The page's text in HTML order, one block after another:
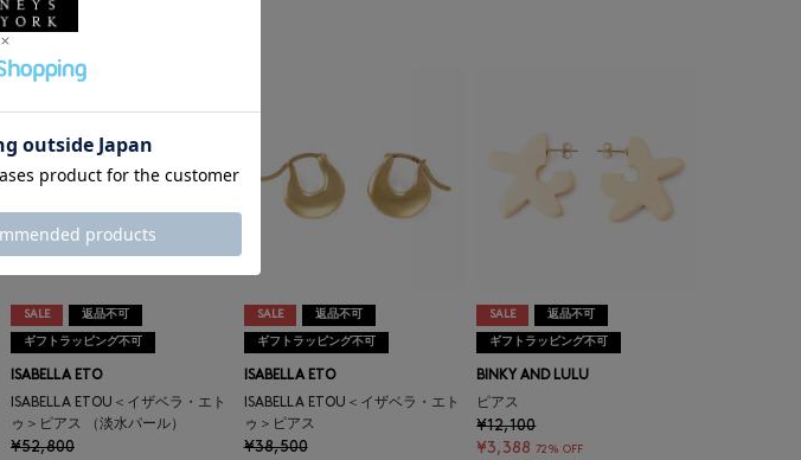
SALE 返品不可
ギフトラッピング不可
ISABELLA ETO
ISABELLA ETOU＜イザベラ・エト
ゥ＞ピアス （淡水パール）
¥52,800
SALE 返品不可
ギフトラッピング不可
ISABELLA ETO
ISABELLA ETOU＜イザベラ・エト
ゥ＞ピアス
¥38,500
SALE 返品不可
ギフトラッピング不可
BINKY AND LULU
ピアス
¥12,100
¥3,388 72% OFF